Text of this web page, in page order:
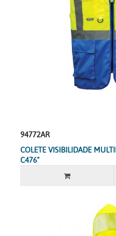
94772AR
COLETE VISIBILIDADE
C476"